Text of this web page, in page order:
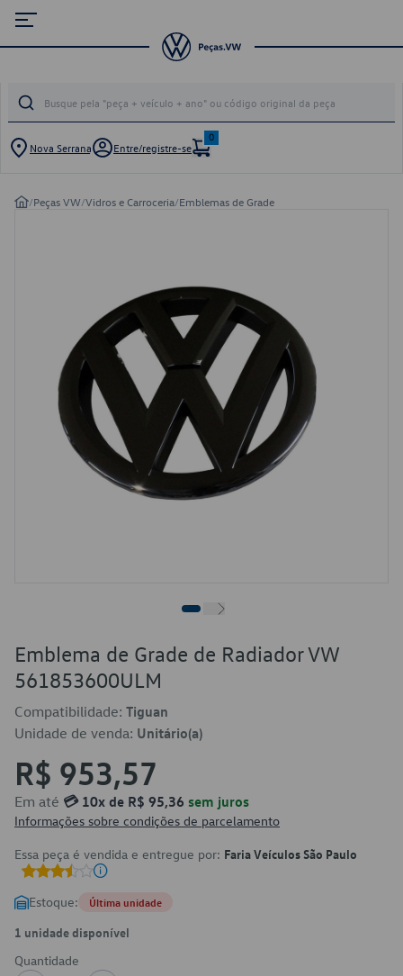
Nova Serrana Entre/registre-se
0
/Peças VW/Vidros e Carroceria/Emblemas de Grade
Emblema de Grade de Radiador VW
561853600ULM
Compatibilidade: Tiguan
Unidade de venda: Unitário(a)
R$ 953,57
Em até 💳 10x de R$ 95,36 sem juros
Informações sobre condições de parcelamento
Essa peça é vendida e entregue por: Faria Veículos São Paulo
Estoque: Última unidade
1 unidade disponível
Quantidade